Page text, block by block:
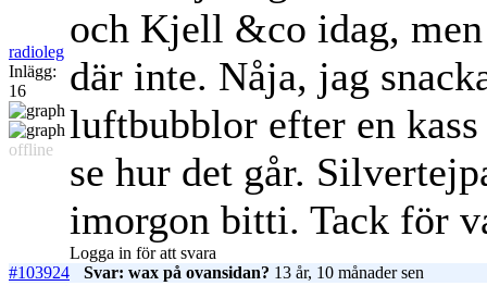
radioleg
Inlägg:
16
offline
och Kjell &co idag,
där inte. Nåja, jag
luftbubblor efter en
se hur det går.
imorgon bitti. Tack för
Logga in för att svara
#103924
Svar: wax på ovansidan? 13 år, 10 månader sen